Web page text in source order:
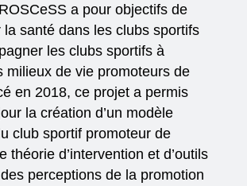
a pour objectifs de
la santé dans les clubs sportifs
les clubs sportifs à
milieux de vie promoteurs de
en 2018, ce projet a permis
la création d’un modèle
club sportif promoteur de
théorie d’intervention et d’outils
perceptions de la promotion